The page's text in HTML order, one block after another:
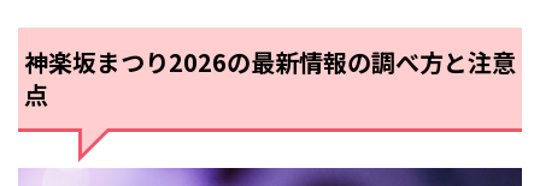
神楽坂まつり2026の最新情報の調べ方と注意
点